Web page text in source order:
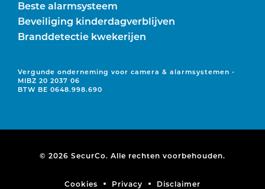
Beste alarmsysteem
Beveiliging kinderdagverblijven
Branddetectie kwekerijen
Vergunde onderneming voor camera & alarmsystemen -
MIBZ 20 2037 06
BTW BE 0648.998.690
© 2026 SecurCo. Alle rechten voorbehouden.
Cookies Privacy Disclaimer